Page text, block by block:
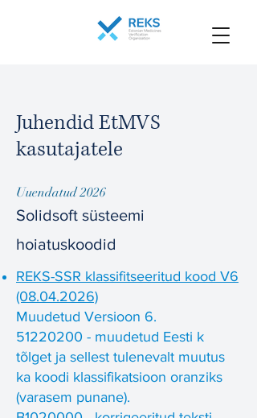
Juhendid EtMVS
kasutajatele
Uuendatud 2026
Solidsoft süsteemi
hoiatuskoodid
REKS-SSR klassifitseeritud kood V6
(08.04.2026)
Muudetud Versioon 6.
51220200 - muudetud Eesti k
tõlget ja sellest tulenevalt muutus
ka koodi klassifikatsioon oranziks
(varasem punane).